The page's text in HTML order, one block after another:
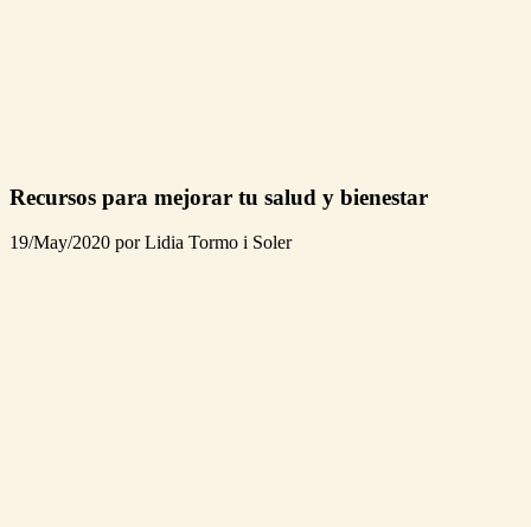
Recursos para mejorar tu salud y bienestar
19/May/2020 por Lidia Tormo i Soler